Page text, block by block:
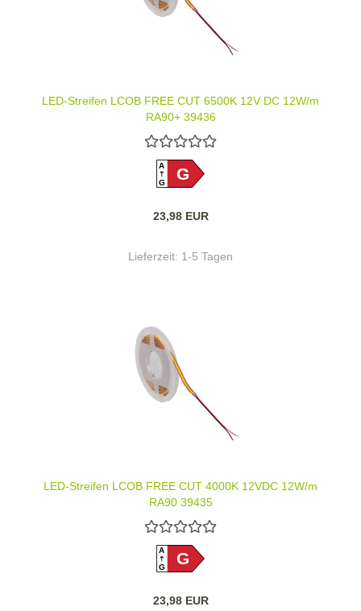
LED-Streifen LCOB FREE CUT 6500K 12V DC 12W/m
RA90+ 39436
A
GG
23,98 EUR
Lieferzeit: 1-5 Tagen
LED-Streifen LCOB FREE CUT 4000K 12VDC 12W/m
RA90 39435
A
GG
23,98 EUR